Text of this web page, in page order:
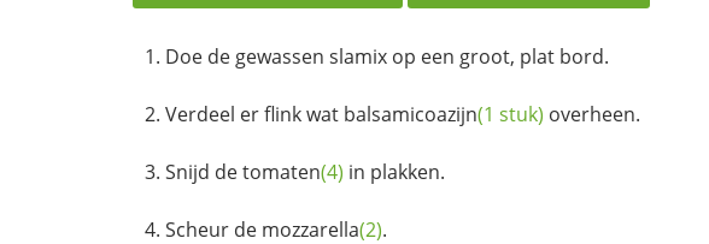
Doe de gewassen slamix op een groot, plat bord.
Verdeel er flink wat balsamicoazijn(1 stuk) overheen.
Snijd detomaten(4) in plakken.
Scheur de mozzarella(2).